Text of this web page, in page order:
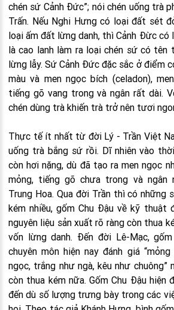
chén sứ Cảnh Đức”; nói chén uống trà
Trấn. Nếu Nghi Hưng có loại đất sét
loại ấm đất lừng danh, thì Cảnh Đừc
là cao lanh làm ra loại chén sứ có tên
lừng lẫy. Sứ Cảnh Đức đặc sắc ở điểm
màu và men ngọc bích (celadon),
tiếng gõ vang trong và ngân rất dài.
chén dùng trà khiến trà trở nên tươi
Thực tế ít nhất từ đời Lý - Trần Việt
uống trà bắng sứ rồi. Dĩ nhiên vào
còn hơi nặng, dù đã tạo ra men ngọc
mỏng, tiếng gõ chưa trong và ngân
Trung Hoa. Qua đời Trần thì có những
kém nhiều, gốm Chu Đậu về kỹ thuật
nguyên liệu sản xuất rõ ràng còn thua
vốn lừng danh. Đến đời Lê-Mạc,
chuyên môn hiện nay đánh giá
ngọc, trắng như ngà, kêu như chuông”
còn thua kém nữa. Gốm Chu Đậu
đến dù số lượng trưng bày trong các